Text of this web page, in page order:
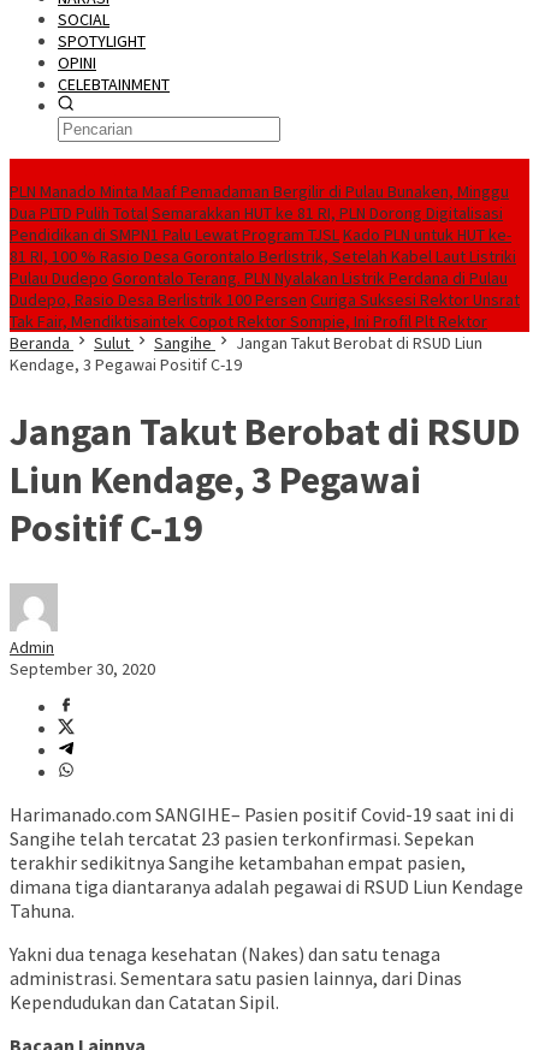
SOCIAL
SPOTYLIGHT
OPINI
CELEBTAINMENT
PLN Manado Minta Maaf Pemadaman Bergilir di Pulau Bunaken, Minggu
Dua PLTD Pulih TotalSemarakkan HUT ke 81 RI, PLN Dorong Digitalisasi
Pendidikan di SMPN1 Palu Lewat Program TJSLKado PLN untuk HUT ke-
81 RI, 100 % Rasio Desa Gorontalo Berlistrik, Setelah Kabel Laut Listriki
Pulau Dudepo Gorontalo Terang. PLN Nyalakan Listrik Perdana di Pulau
Dudepo, Rasio Desa Berlistrik 100 Persen Curiga Suksesi Rektor Unsrat
Tak Fair, Mendiktisaintek Copot Rektor Sompie, Ini Profil Plt Rektor
Beranda
Sulut Sangihe
Jangan Takut Berobat di RSUD Liun
Kendage, 3 Pegawai Positif C-19
Jangan Takut Berobat di RSUD
Liun Kendage, 3 Pegawai
Positif C-19
Admin
September 30, 2020
Harimanado.com SANGIHE– Pasien positif Covid-19 saat ini di
Sangihe telah tercatat 23 pasien terkonfirmasi. Sepekan
terakhir sedikitnya Sangihe ketambahan empat pasien,
dimana tiga diantaranya adalah pegawai di RSUD Liun Kendage
Tahuna.
Yakni dua tenaga kesehatan (Nakes) dan satu tenaga
administrasi. Sementara satu pasien lainnya, dari Dinas
Kependudukan dan Catatan Sipil.